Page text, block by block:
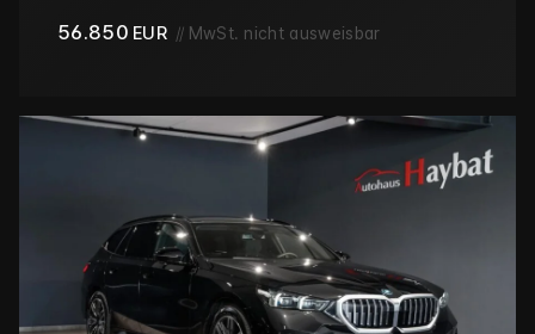
56.850 EUR // MwSt. nicht ausweisbar